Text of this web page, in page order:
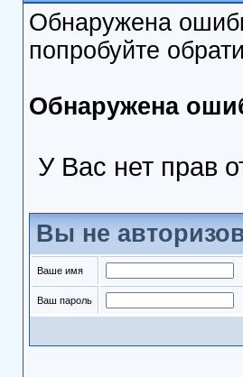
Обнаружена
попробуйте
Обнаружена
У Вас нет прав
Вы не
Ваше имя
Ваш пароль